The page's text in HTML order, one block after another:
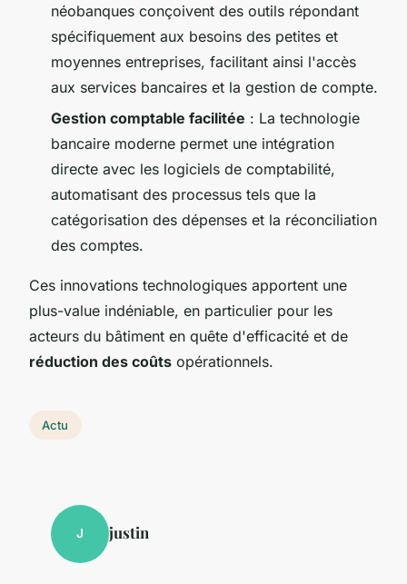
néobanques conçoivent des outils répondant
spécifiquement aux besoins des petites et
moyennes entreprises, facilitant ainsi l'accès
aux services bancaires et la gestion de compte.
Gestion comptable facilitée : La technologie
bancaire moderne permet une intégration
directe avec les logiciels de comptabilité,
automatisant des processus tels que la
catégorisation des dépenses et la réconciliation
des comptes.
Ces innovations technologiques apportent une
plus-value indéniable, en particulier pour les
acteurs du bâtiment en quête d'efficacité et de
réduction des coûts opérationnels.
Actu
J justin